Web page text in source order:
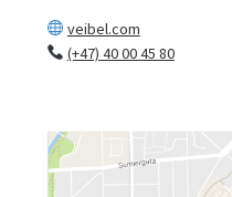
veibel.com
(+47) 40 00 45 80